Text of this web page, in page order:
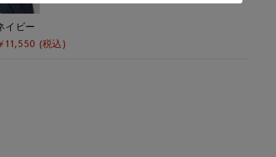
イビー
11,550 (税込)